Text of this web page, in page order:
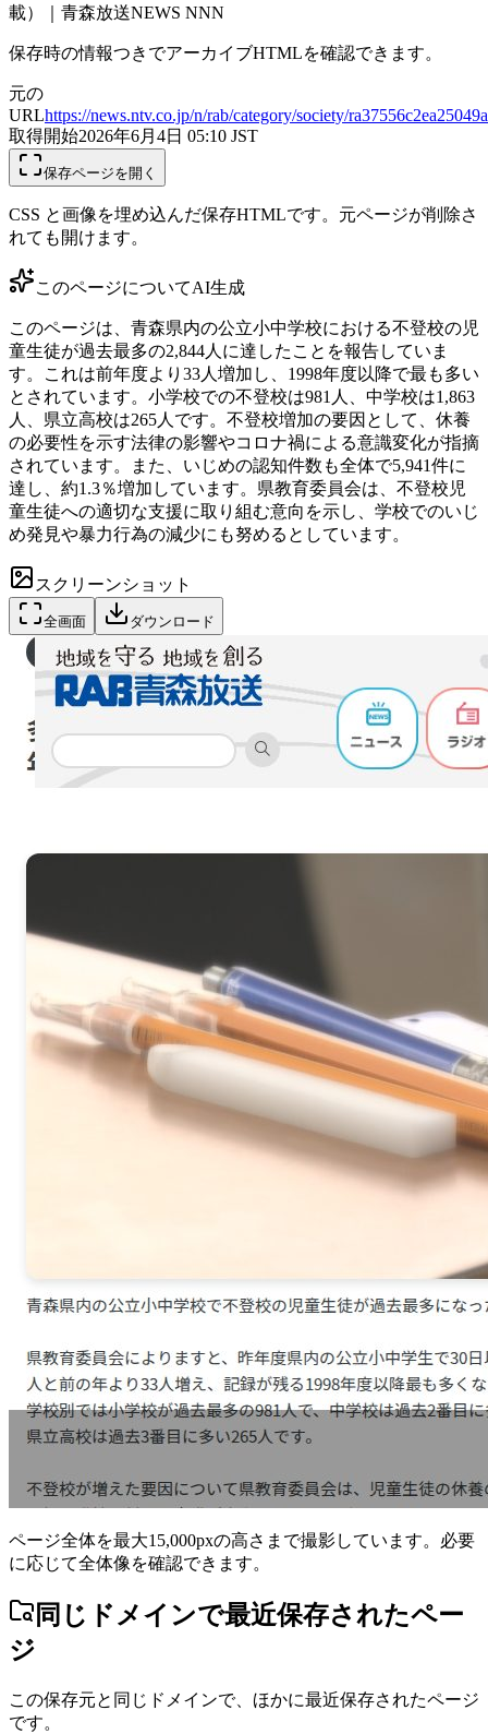
載）｜青森放送NEWS NNN
保存時の情報つきでアーカイブHTMLを確認できます。
元の
URLhttps://news.ntv.co.jp/n/rab/category/society/
取得開始2026年6月4日 05:10 JST
保存ページを開く
CSS と画像を埋め込んだ保存HTMLです。元ページが削除さ
れても開けます。
このページについてAI生成
このページは、青森県内の公立小中学校における不登校の児
童生徒が過去最多の2,844人に達したことを報告していま
す。これは前年度より33人増加し、1998年度以降で最も多い
とされています。小学校での不登校は981人、中学校は1,863
人、県立高校は265人です。不登校増加の要因として、休養
の必要性を示す法律の影響やコロナ禍による意識変化が指摘
されています。また、いじめの認知件数も全体で5,941件に
達し、約1.3％増加しています。県教育委員会は、不登校児
童生徒への適切な支援に取り組む意向を示し、学校でのいじ
め発見や暴力行為の減少にも努めるとしています。
スクリーンショット
全画面 ダウンロード
ページ全体を最大15,000pxの高さまで撮影しています。必要
に応じて全体像を確認できます。
同じドメインで最近保存されたペー
ジ
この保存元と同じドメインで、ほかに最近保存されたページ
です。